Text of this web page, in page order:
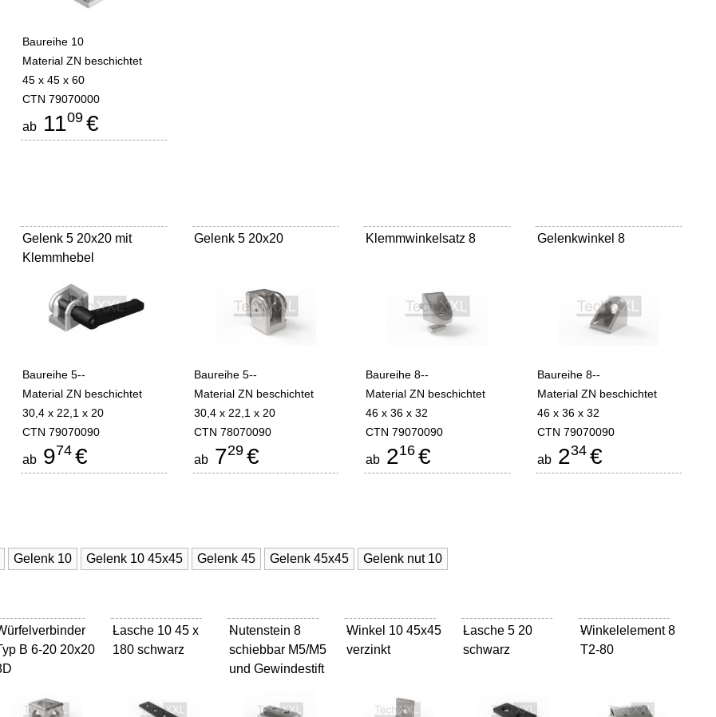
Baureihe 10
Material ZN beschichtet
45 x 45 x 60
CTN 79070000
ab 1109 €
Gelenk 5 20x20 mit
Klemmhebel
Baureihe 5--
Material ZN beschichtet
30,4 x 22,1 x 20
CTN 79070090
ab 974 €
Gelenk 5 20x20
Baureihe 5--
Material ZN beschichtet
30,4 x 22,1 x 20
CTN 78070090
ab 729 €
Klemmwinkelsatz 8
Baureihe 8--
Material ZN beschichtet
46 x 36 x 32
CTN 79070090
ab 216 €
Gelenkwinkel 8
Baureihe 8--
Material ZN beschichtet
46 x 36 x 32
CTN 79070090
ab 234 €
Gelenk 10 Gelenk 10 45x45 Gelenk 45 Gelenk 45x45 Gelenk nut 10
B 6-20 20x20
Lasche 10 45 x
180 schwarz
-
Nutenstein 8
schiebbar M5/M5
und Gewindestift
-
Winkel 10 45x45
verzinkt
-
Lasche 5 20
schwarz
-
Winkelelement 8
T2-80
-